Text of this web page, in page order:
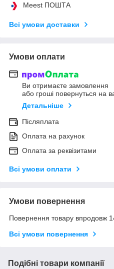
Meest ПОШТА
Всі умови доставки
Умови оплати
Ви отримаєте замовлення
або гроші повернуться на
Детальніше
Післяплата
Оплата на рахунок
Оплата за реквізитами
Всі умови оплати
Умови повернення
Повернення товару впродовж
Всі умови повернення
Подібні товари компанії